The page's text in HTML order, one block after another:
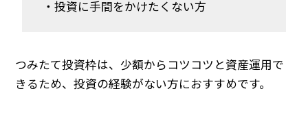
・投資に手間をかけたくない方
つみたて投資枠は、少額からコツコツと資産運用で
きるため、投資の経験がない方におすすめです。